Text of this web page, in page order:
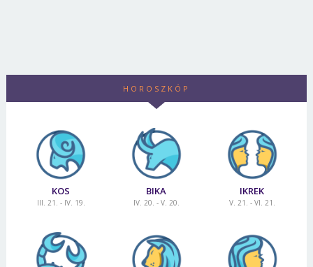
HOROSZKÓP
KOS
III. 21. - IV. 19.
BIKA
IV. 20. - V. 20.
IKREK
V. 21. - VI. 21.